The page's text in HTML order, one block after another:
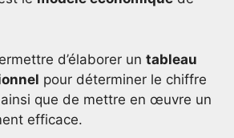
d’élaborer un tableau
pour déterminer le chiffre
ainsi que de mettre en œuvre un
efficace.